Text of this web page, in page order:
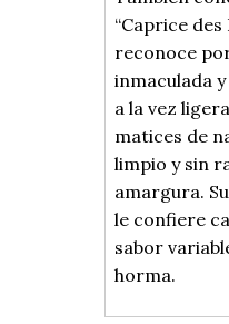
“Caprice des
reconoce
inmaculada
a la vez
matices de
limpio y sin
amargura.
le confiere
sabor
horma.